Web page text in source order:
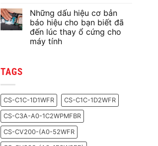
nào
cho
chiếc
PC
của
bạn?
bình
luận
ở
Cách
thiết
lập
cho
từng
ứng
dụng
trên
Windows
10
Những dấu hiệu cơ bản
báo hiệu cho bạn biết đã
đến lúc thay ổ cứng cho
máy tính
hiệu
cơ
bản
báo
hiệu
cho
bạn
biết
TAGS
CS-C1C-1D1WFR CS-C1C-1D2WFR
CS-C3A-A0-1C2WPMFBR
CS-CV200-(A0-52WFR